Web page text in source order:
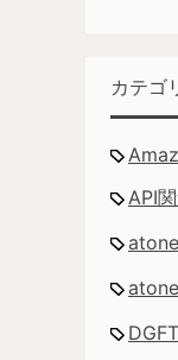
カテゴ
API